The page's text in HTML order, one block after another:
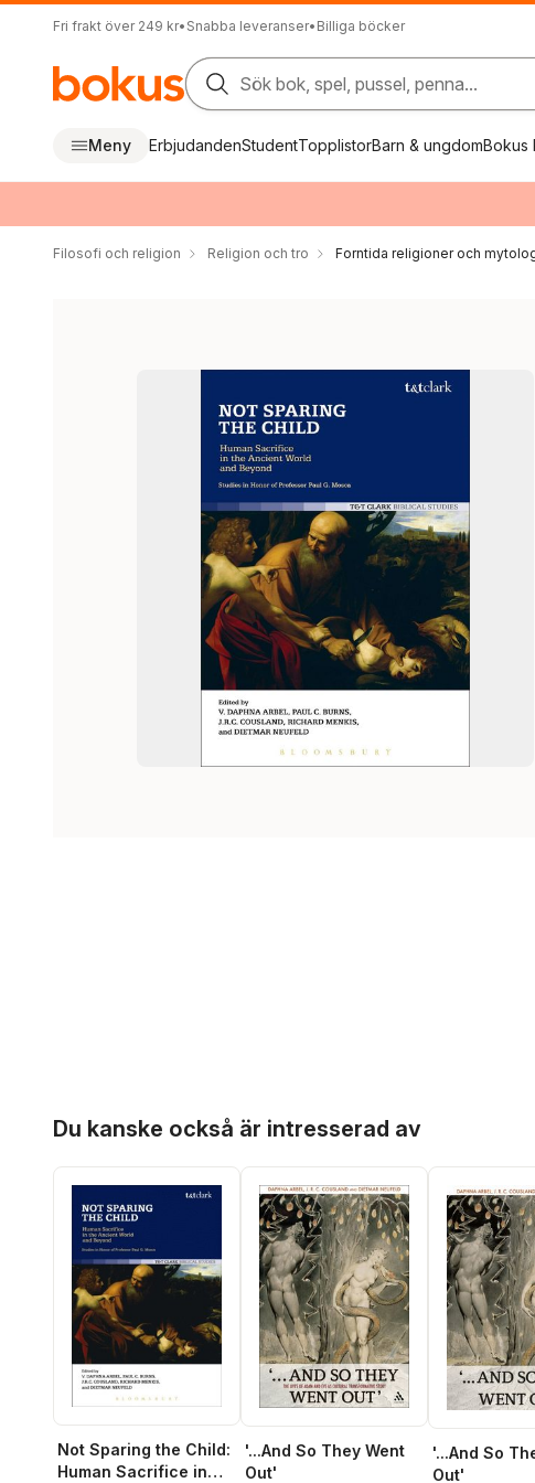
Fri frakt över 249 kr• Snabba leveranser• Billiga böcker
Sök bok, spel, pussel, penna...
Meny ErbjudandenStudentTopplistorBarn & ungdomBokus
Filosofi och religion Religion och tro Forntida religioner och
Du kanske också är intresserad av
Not Sparing the Child:
Human Sacrifice in
'...And So They Went
Out'
'...And So
Out'